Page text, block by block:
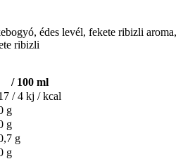
édes levél, fekete ribizli aroma,
ribizli
/ 100 ml
/ 4 kj / kcal
g
g
g
g